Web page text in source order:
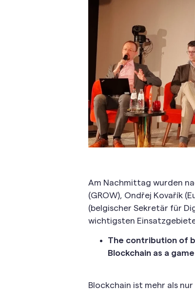
Am Nachmittag wurden
(GROW), Ondřej Kovařík
(belgischer Sekretär für
wichtigsten
The contribution of
Blockchain as a
Blockchain ist mehr als